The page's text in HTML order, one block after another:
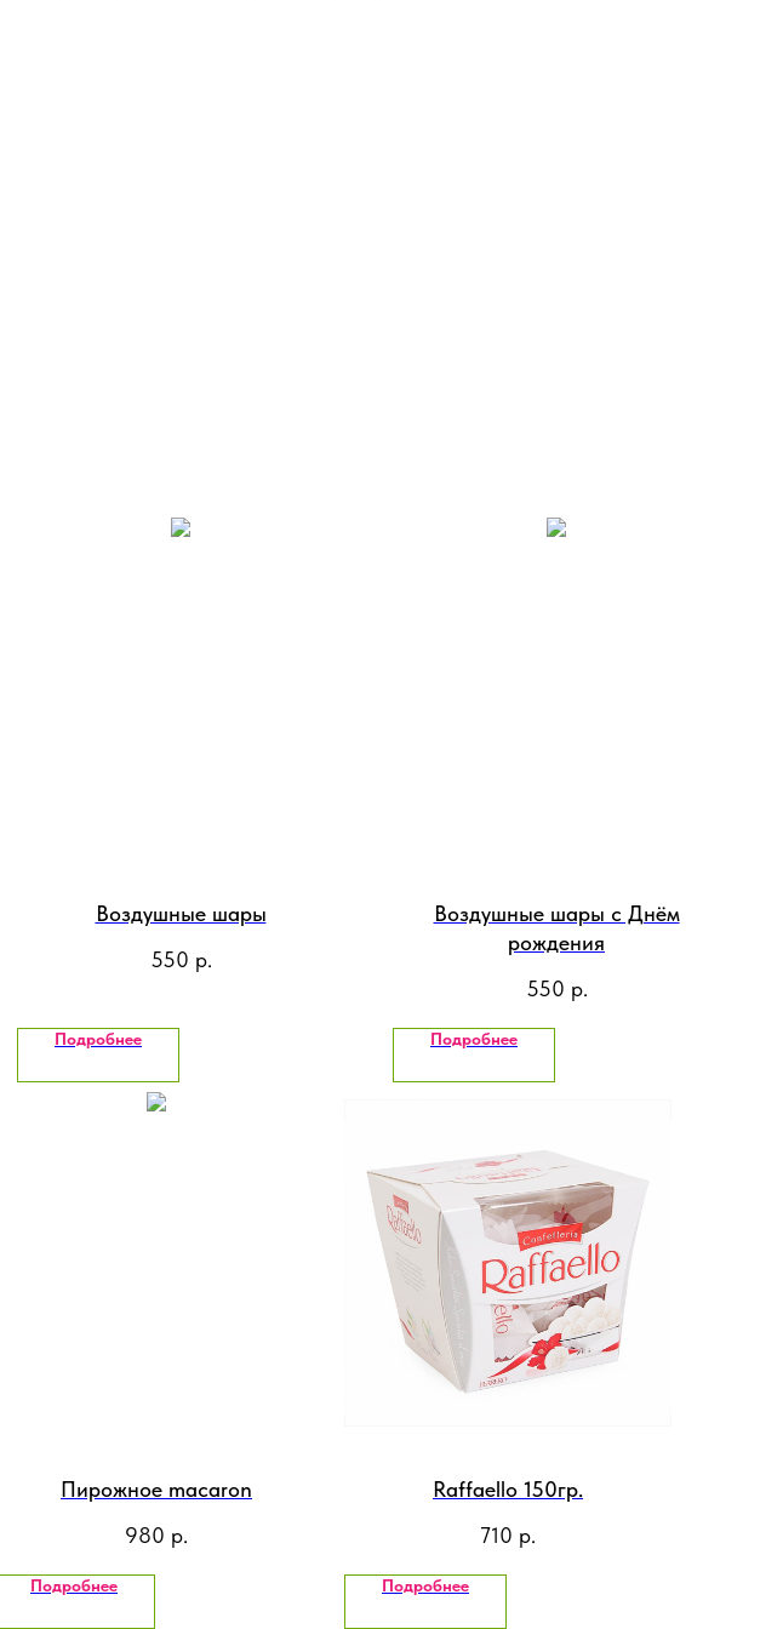
Воздушные шары
550 р.
Подробнее
Воздушные шары с Днём
рождения
550 р.
Подробнее
Пирожное macaron
980 р.
Подробнее
Raffaello 150гр.
710 р.
Подробнее